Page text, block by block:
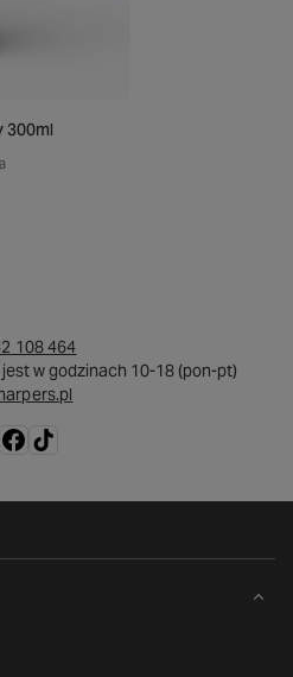
300ml
108 464
w godzinach 10-18 (pon-pt)